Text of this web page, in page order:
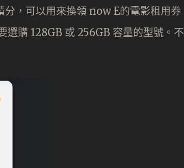
，可以用來換領 now E的電影租用券
選購 128GB 或 256GB 容量的型號。不